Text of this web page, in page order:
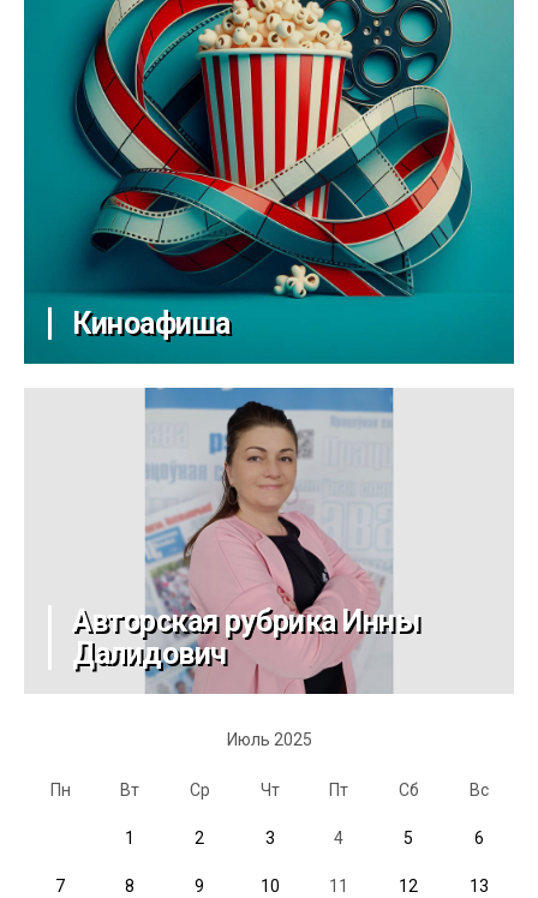
Киноафиша
Авторская рубрика Инны
Далидович
Июль 2025
Пн Вт Ср Чт Пт Сб Вс
1 2 3 4 5 6
7 8 9 10 11 12 13